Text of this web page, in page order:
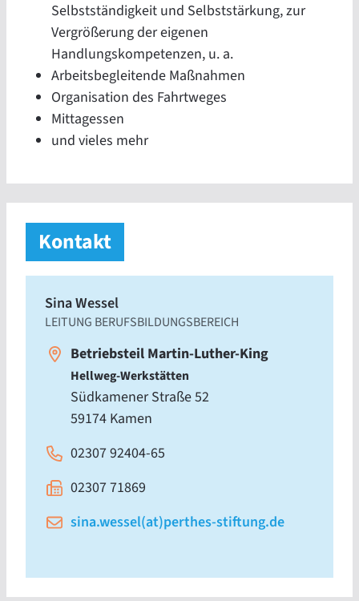
Selbstständigkeit und Selbststärkung, zur
Vergrößerung der eigenen
Handlungskompetenzen, u. a.
Arbeitsbegleitende Maßnahmen
Organisation des Fahrtweges
Mittagessen
und vieles mehr
Kontakt
Sina Wessel
LEITUNG BERUFSBILDUNGSBEREICH
Betriebsteil Martin-Luther-King
Hellweg-Werkstätten
Südkamener Straße 52
59174 Kamen
02307 92404-65
02307 71869
sina.wessel(at)perthes-stiftung.de